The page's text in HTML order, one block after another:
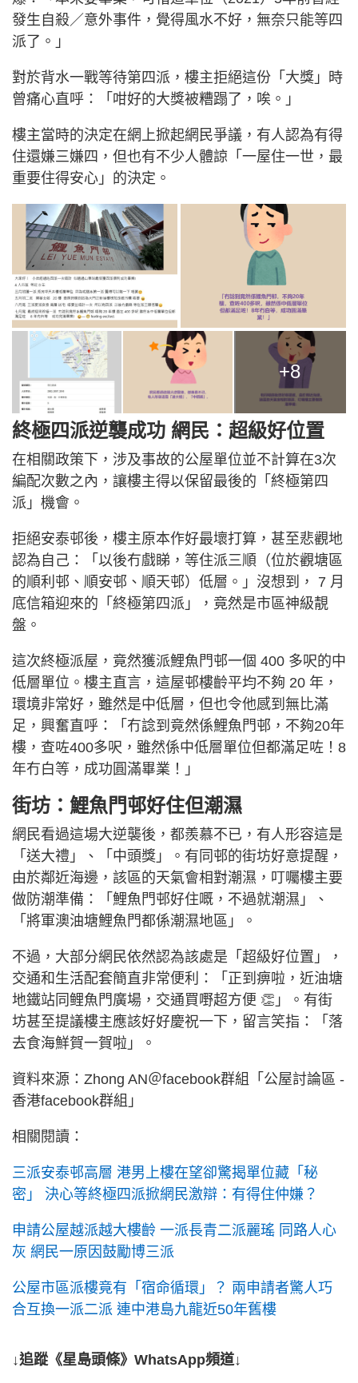
發生自殺／意外事件，覺得風水不好，無奈只能等四
派了。」
對於背水一戰等待第四派，樓主拒絕這份「大獎」時
曾痛心直呼：「咁好的大獎被糟蹋了，唉。」
樓主當時的決定在網上掀起網民爭議，有人認為有得
住還嫌三嫌四，但也有不少人體諒「一屋住一世，最
重要住得安心」的決定。
+8
終極四派逆襲成功 網民：超級好位置
在相關政策下，涉及事故的公屋單位並不計算在3次
編配次數之內，讓樓主得以保留最後的「終極第四
派」機會。
拒絕安泰邨後，樓主原本作好最壞打算，甚至悲觀地
認為自己：「以後冇戲睇，等住派三順（位於觀塘區
的順利邨、順安邨、順天邨）低層。」沒想到， 7 月
底信箱迎來的「終極第四派」，竟然是市區神級靚
盤。
這次終極派屋，竟然獲派鯉魚門邨一個 400 多呎的中
低層單位。樓主直言，這屋邨樓齡平均不夠 20 年，
環境非常好，雖然是中低層，但也令他感到無比滿
足，興奮直呼：「冇諗到竟然係鯉魚門邨，不夠20年
樓，查咗400多呎，雖然係中低層單位但都滿足咗！8
年冇白等，成功圓滿畢業！」
街坊：鯉魚門邨好住但潮濕
網民看過這場大逆襲後，都羨慕不已，有人形容這是
「送大禮」、「中頭獎」。有同邨的街坊好意提醒，
由於鄰近海邊，該區的天氣會相對潮濕，叮囑樓主要
做防潮準備：「鯉魚門邨好住嘅，不過就潮濕」、
「將軍澳油塘鯉魚門都係潮濕地區」。
不過，大部分網民依然認為該處是「超級好位置」，
交通和生活配套簡直非常便利：「正到痹啦，近油塘
地鐵站同鲤魚門廣場，交通買嘢超方便 👏」。有街
坊甚至提議樓主應該好好慶祝一下，留言笑指：「落
去食海鮮賀一賀啦」。
資料來源：Zhong AN＠facebook群組「公屋討論區 -
香港facebook群組」
相關閱讀：
三派安泰邨高層 港男上樓在望卻驚揭單位藏「秘
密」 決心等終極四派掀網民激辯：有得住仲嫌？
申請公屋越派越大樓齡 一派長青二派麗瑤 同路人心
灰 網民一原因鼓勵博三派
公屋市區派樓竟有「宿命循環」？ 兩申請者驚人巧
合互換一派二派 連中港島九龍近50年舊樓
↓追蹤《星島頭條》WhatsApp頻道↓